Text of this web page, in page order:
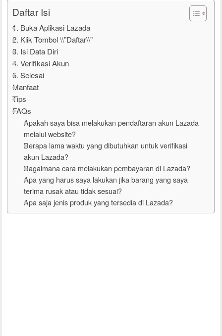
Daftar Isi
1. Buka Aplikasi Lazada
2. Klik Tombol \\”Daftar\\”
3. Isi Data Diri
4. Verifikasi Akun
5. Selesai
Manfaat
Tips
FAQs
Apakah saya bisa melakukan pendaftaran akun Lazada
melalui website?
Berapa lama waktu yang dibutuhkan untuk verifikasi
akun Lazada?
Bagaimana cara melakukan pembayaran di Lazada?
Apa yang harus saya lakukan jika barang yang saya
terima rusak atau tidak sesuai?
Apa saja jenis produk yang tersedia di Lazada?